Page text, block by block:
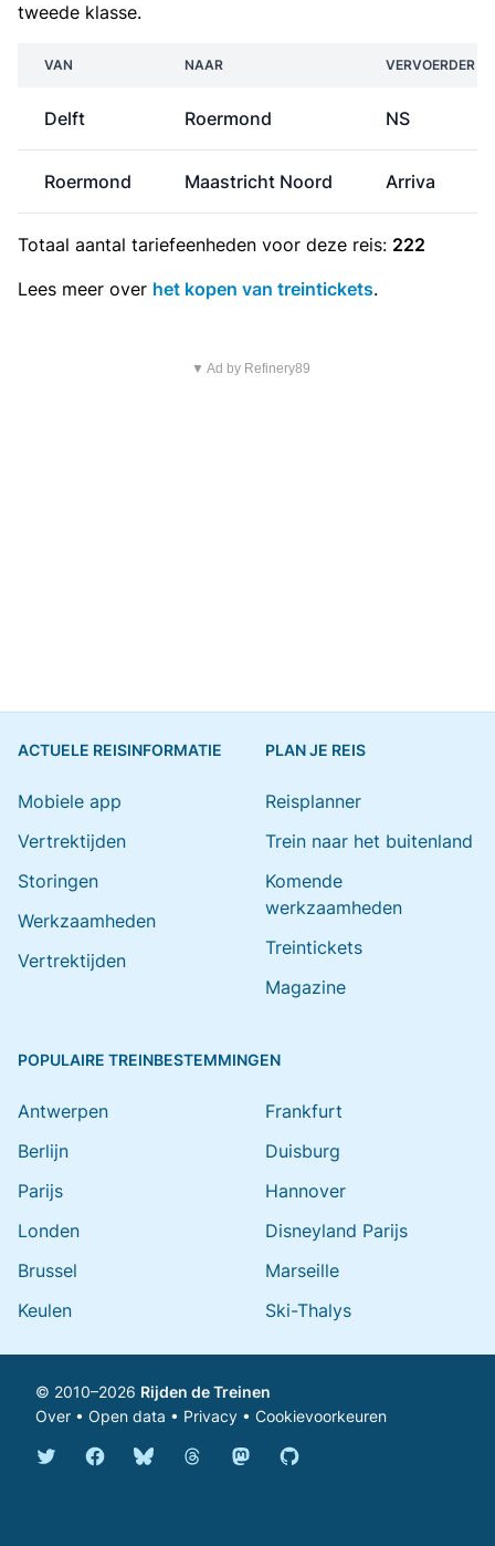
tweede klasse.
VAN NAAR VERVOERDER
Delft Roermond NS
Roermond Maastricht Noord Arriva
Totaal aantal tariefeenheden voor deze reis: 222
Lees meer over het kopen van treintickets.
▼ Ad by Refinery89
ACTUELE REISINFORMATIE
Mobiele app
Vertrektijden
Storingen
Werkzaamheden
Vertrektijden
PLAN JE REIS
Reisplanner
Trein naar het buitenland
Komende
werkzaamheden
Treintickets
Magazine
POPULAIRE TREINBESTEMMINGEN
Antwerpen
Berlijn
Parijs
Londen
Brussel
Keulen
Frankfurt
Duisburg
Hannover
Disneyland Parijs
Marseille
Ski-Thalys
© 2010–2026 Rijden de Treinen
Over • Open data • Privacy • Cookievoorkeuren